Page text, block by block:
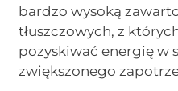
bardzo wysoką
tłuszczowych, z
pozyskiwać energię w
zwiększonego